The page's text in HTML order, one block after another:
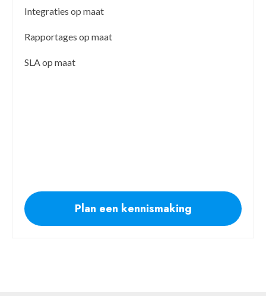
Integraties op maat
Rapportages op maat
SLA op maat
Plan een kennismaking